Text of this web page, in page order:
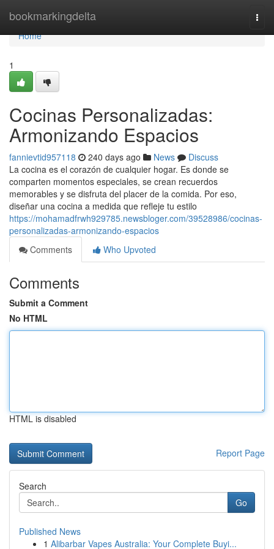
bookmarkingdelta
Home
Home
1
Cocinas Personalizadas:
Armonizando Espacios
fannievtid957118 240 days ago News
Discuss
La cocina es el corazón de cualquier hogar. Es donde se
comparten momentos especiales, se crean recuerdos
memorables y se disfruta del placer de la comida. Por eso,
diseñar una cocina a medida que refleje tu estilo
https://mohamadfrwh929785.newsbloger.com/39528986/cocinas-
personalizadas-armonizando-espacios
Comments
Who Upvoted
Comments
Submit a Comment
No HTML
HTML is disabled
Report Page
Search
Go
Published News
1 Alibarbar Vapes Australia: Your Complete Buyi...